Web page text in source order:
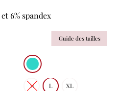
6% spandex
Guide des tailles
M L XL